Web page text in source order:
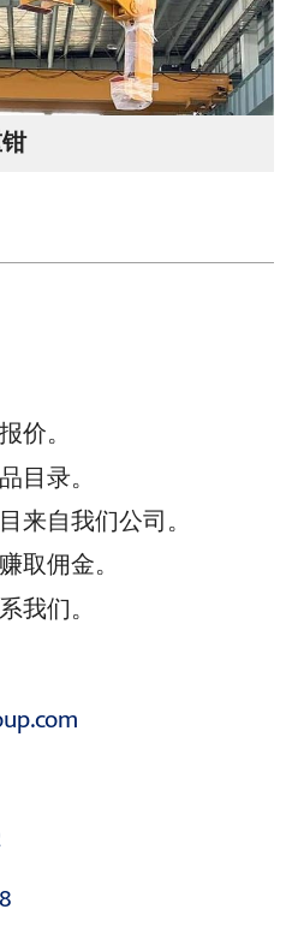
价。
目录。
来自我们公司。
取佣金。
我们。